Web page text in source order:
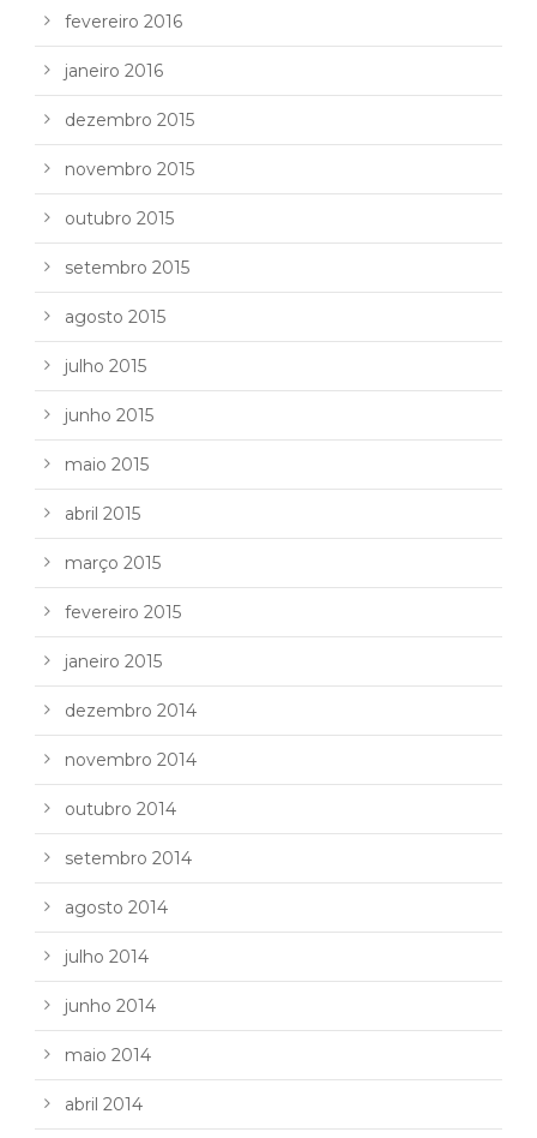
fevereiro 2016
janeiro 2016
dezembro 2015
novembro 2015
outubro 2015
setembro 2015
agosto 2015
julho 2015
junho 2015
maio 2015
abril 2015
março 2015
fevereiro 2015
janeiro 2015
dezembro 2014
novembro 2014
outubro 2014
setembro 2014
agosto 2014
julho 2014
junho 2014
maio 2014
abril 2014